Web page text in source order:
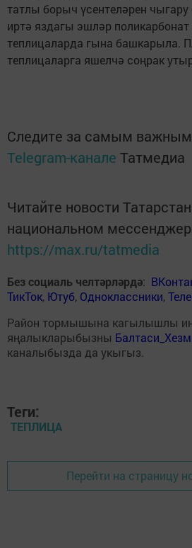
татлы борыч үсентеләрен
иртә яздагы эшләр
теплицаларда гына башкарыла.
теплицаларга яшелчә соңрак
Следите за самым
Telegram-канале Татмедиа
Читайте новости
национальном
https://max.ru/tatmedia
Без социаль челтәрләрдә:
ТикТок, Ютуб, Одноклассники,
Район тормышына кагылышлы
яңалыкларыбызны
каналыбызда да укыгыз.
Теги:
ТЕПЛИЦА
Перейти на страницу